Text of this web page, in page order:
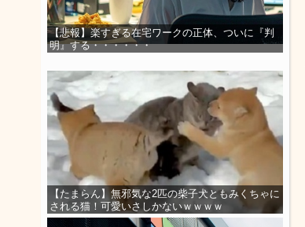
【悲報】楽すぎる在宅ワークの正体、ついに『判
明』する・・・・・・
【たまらん】無邪気な2匹の柴子犬ともみくちゃに
される猫！可愛いさしかないｗｗｗｗ